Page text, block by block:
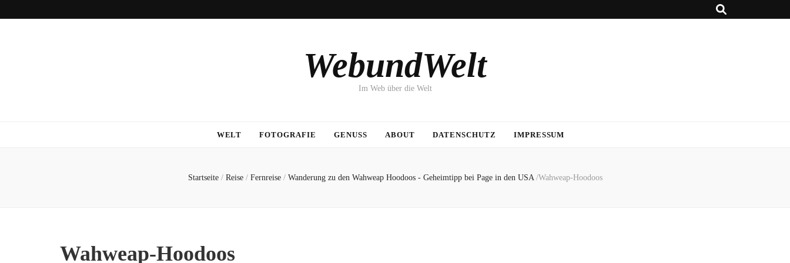
WebundWelt
Im Web über die Welt
WELT FOTOGRAFIE GENUSS ABOUT DATENSCHUTZ IMPRESSUM
Startseite / Reise / Fernreise / Wanderung zu den Wahweap Hoodoos - Geheimtipp bei Page in den USA /Wahweap-Hoodoos
Wahweap-Hoodoos